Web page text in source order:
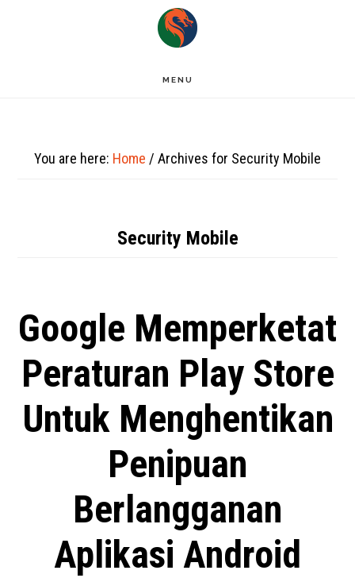
MENU
You are here: Home / Archives for Security Mobile
Security Mobile
Google Memperketat
Peraturan Play Store
Untuk Menghentikan
Penipuan
Berlangganan
Aplikasi Android